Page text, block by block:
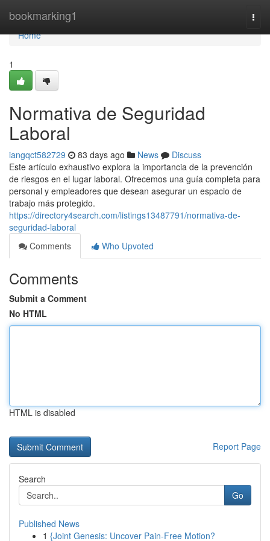
bookmarking1
Home
Home
1
Normativa de Seguridad
Laboral
iangqct582729 83 days ago News
Discuss
Este artículo exhaustivo explora la importancia de la prevención
de riesgos en el lugar laboral. Ofrecemos una guía completa para
personal y empleadores que desean asegurar un espacio de
trabajo más protegido.
https://directory4search.com/listings13487791/normativa-de-
seguridad-laboral
Comments
Who Upvoted
Comments
Submit a Comment
No HTML
HTML is disabled
Report Page
Search
Go
Published News
1 {Joint Genesis: Uncover Pain-Free Motion?